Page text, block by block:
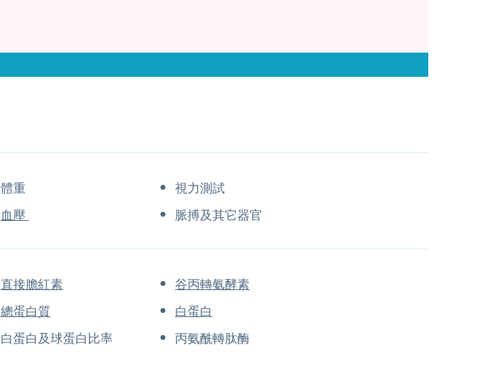
體重
視力測試
血壓 脈搏及其它器官
直接膽紅素
谷丙轉氨酵素
總蛋白質
白蛋白
白蛋白及球蛋白比率
丙氨酰轉肽酶